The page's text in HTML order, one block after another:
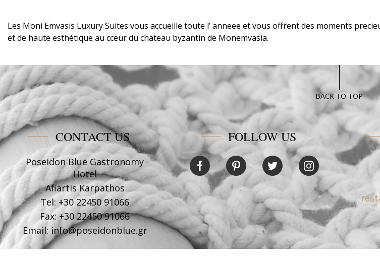
Les Moni Emvasis Luxury Suites vous accueille toute l’ anneee et vous offrent des moments
et de haute esthétique au cceur du chateau byzantin de Monemvasia.
BACK TO TOP
CONTACT US
Poseidon Blue Gastronomy
Hotel
Afiartis Karpathos
Tel: +30 22450 91066
Fax: +30 22450 91066
Email: info@poseidonblue.gr
FOLLOW US